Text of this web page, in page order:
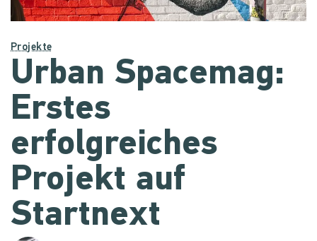
Projekte
Urban Spacemag:
Erstes
erfolgreiches
Projekt auf
Startnext